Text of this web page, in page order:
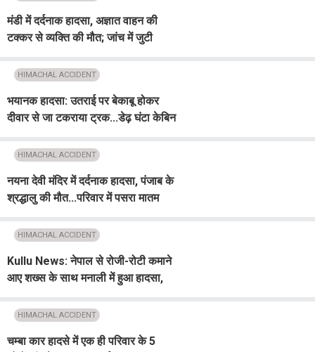
मंडी में दर्दनाक हादसा, अज्ञात वाहन की
टक्कर से व्यक्ति की मौत; जांच में जुटी
HIMACHAL ACCIDENT
भयानक हादसा: उतराई पर बेकाबू होकर
दीवार से जा टकराया ट्रक...डेढ़ घंटा केबिन
HIMACHAL ACCIDENT
नयना देवी मंदिर में दर्दनाक हादसा, पंजाब के
श्रद्धालु की मौत...परिवार में पसरा मातम
HIMACHAL ACCIDENT
Kullu News: नेपाल से रोजी-रोटी कमाने
आए शख्स के साथ मनाली में हुआ हादसा,
HIMACHAL ACCIDENT
चम्बा कार हादसे में एक ही परिवार के 5